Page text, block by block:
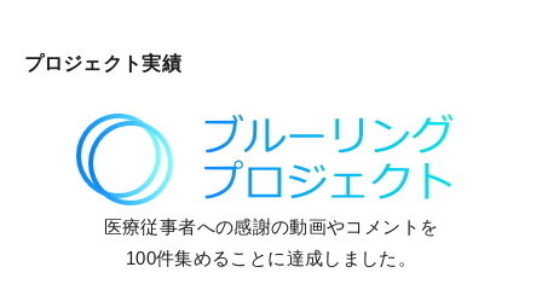
プロジェクト実績
医療従事者への感謝の動画やコメントを
100件集めることに達成しました。